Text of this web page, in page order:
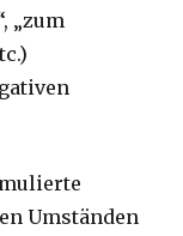
„zum
Umständen